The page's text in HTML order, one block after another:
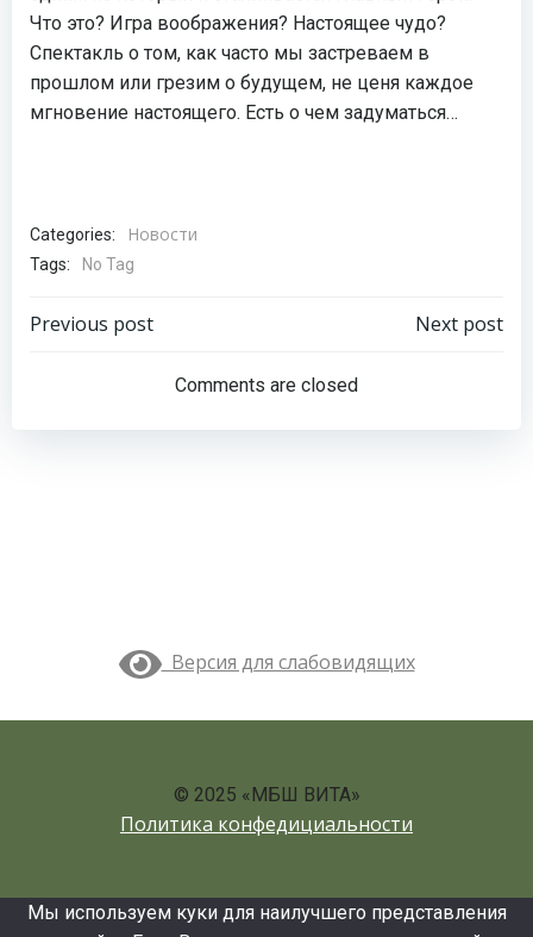
Что это? Игра воображения? Настоящее чудо?
Спектакль о том, как часто мы застреваем в
прошлом или грезим о будущем, не ценя каждое
мгновение настоящего. Есть о чем задуматься…
Categories: Новости
Tags: No Tag
Навигация
записям
Previous post
Навигация
по
записям
Next post
Comments are closed
Версия для слабовидящих
© 2025 «МБШ ВИТА»
Политика конфедициальности
Мы используем куки для наилучшего представления